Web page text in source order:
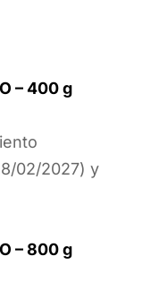
– 400 g
02/2027) y
– 800 g